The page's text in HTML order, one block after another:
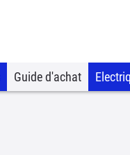
Guide d'achat